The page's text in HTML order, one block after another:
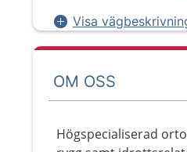
Visa
OM OSS
Högspecialiserad